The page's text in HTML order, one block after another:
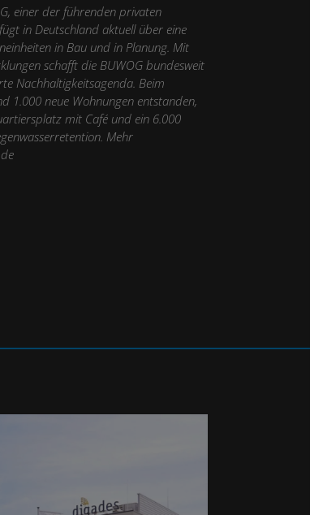
einer der führenden privaten
in Deutschland aktuell über eine
in Bau und in Planung. Mit
schafft die BUWOG bundesweit
Nachhaltigkeitsagenda. Beim
1.000 neue Wohnungen entstanden,
mit Café und ein 6.000
Mehr